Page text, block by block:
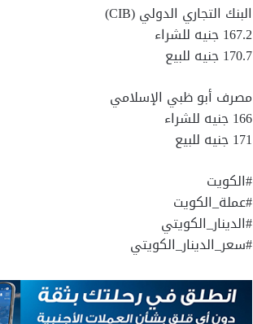
البنك التجاري الدولي (CIB)
167.2 جنيه للشراء
170.7 جنيه للبيع
مصرف أبو ظبي الإسلامي
166 جنيه للشراء
171 جنيه للبيع
#الكويت
#عملة_الكويت
#الدينار_الكويتي
#سعر_الدينار_الكويتي